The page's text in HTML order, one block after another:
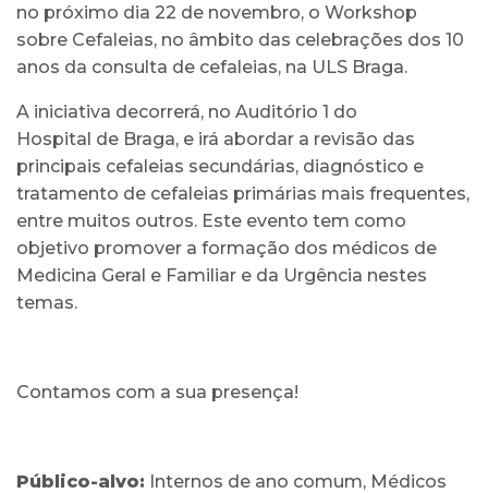
no próximo dia 22 de novembro, o Workshop
sobre Cefaleias, no âmbito das celebrações dos 10
anos da consulta de cefaleias, na ULS Braga.
A iniciativa decorrerá, no Auditório 1 do
Hospital de Braga, e irá abordar a revisão das
principais cefaleias secundárias, diagnóstico e
tratamento de cefaleias primárias mais frequentes,
entre muitos outros. Este evento tem como
objetivo promover a formação dos médicos de
Medicina Geral e Familiar e da Urgência nestes
temas.
Contamos com a sua presença!
Público-alvo: Internos de ano comum, Médicos